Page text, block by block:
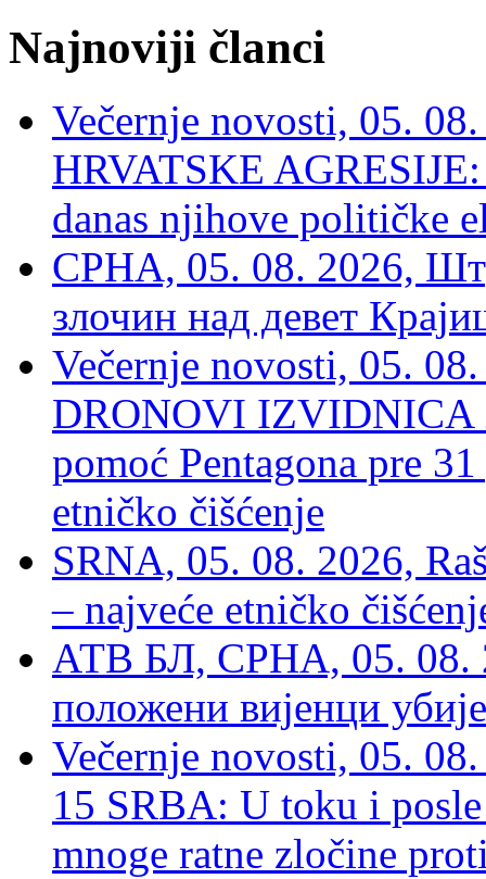
Najnoviji članci
Večernje novosti, 05.
HRVATSKE
danas njihove političke
СРНА, 05. 08. 2026,
злочин над девет
Večernje novosti, 05.
DRONOVI IZVIDNICA
pomoć Pentagona pre
etničko čišćenje
SRNA, 05. 08. 2026,
– najveće etničko
АТВ БЛ, СРНА, 05. 08.
положени вијенци
Večernje novosti, 05.
15 SRBA: U toku i
mnoge ratne zločine